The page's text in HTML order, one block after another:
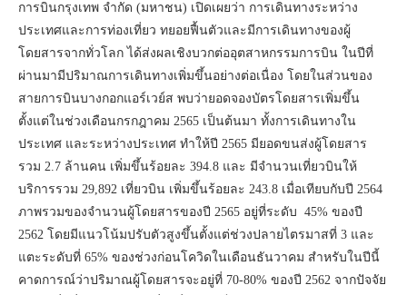
การบินกรุงเทพ จำกัด (มหาชน) เปิดเผยว่า การเดินทางระหว่าง
ประเทศและการท่องเที่ยว ทยอยฟื้นตัวและมีการเดินทางของผู้
โดยสารจากทั่วโลก ได้ส่งผลเชิงบวกต่ออุตสาหกรรมการบิน ในปีที่
ผ่านมามีปริมาณการเดินทางเพิ่มขึ้นอย่างต่อเนื่อง โดยในส่วนของ
สายการบินบางกอกแอร์เวย์ส พบว่ายอดจองบัตรโดยสารเพิ่มขึ้น
ตั้งแต่ในช่วงเดือนกรกฎาคม 2565 เป็นต้นมา ทั้งการเดินทางใน
ประเทศ และระหว่างประเทศ ทำให้ปี 2565 มียอดขนส่งผู้โดยสาร
รวม 2.7 ล้านคน เพิ่มขึ้นร้อยละ 394.8 และ มีจำนวนเที่ยวบินให้
บริการรวม 29,892 เที่ยวบิน เพิ่มขึ้นร้อยละ 243.8 เมื่อเทียบกับปี 2564
ภาพรวมของจำนวนผู้โดยสารของปี 2565 อยู่ที่ระดับ 45% ของปี
2562 โดยมีแนวโน้มปรับตัวสูงขึ้นตั้งแต่ช่วงปลายไตรมาสที่ 3 และ
แตะระดับที่ 65% ของช่วงก่อนโควิดในเดือนธันวาคม สำหรับในปีนี้
คาดการณ์ว่าปริมาณผู้โดยสารจะอยู่ที่ 70-80% ของปี 2562 จากปัจจัย